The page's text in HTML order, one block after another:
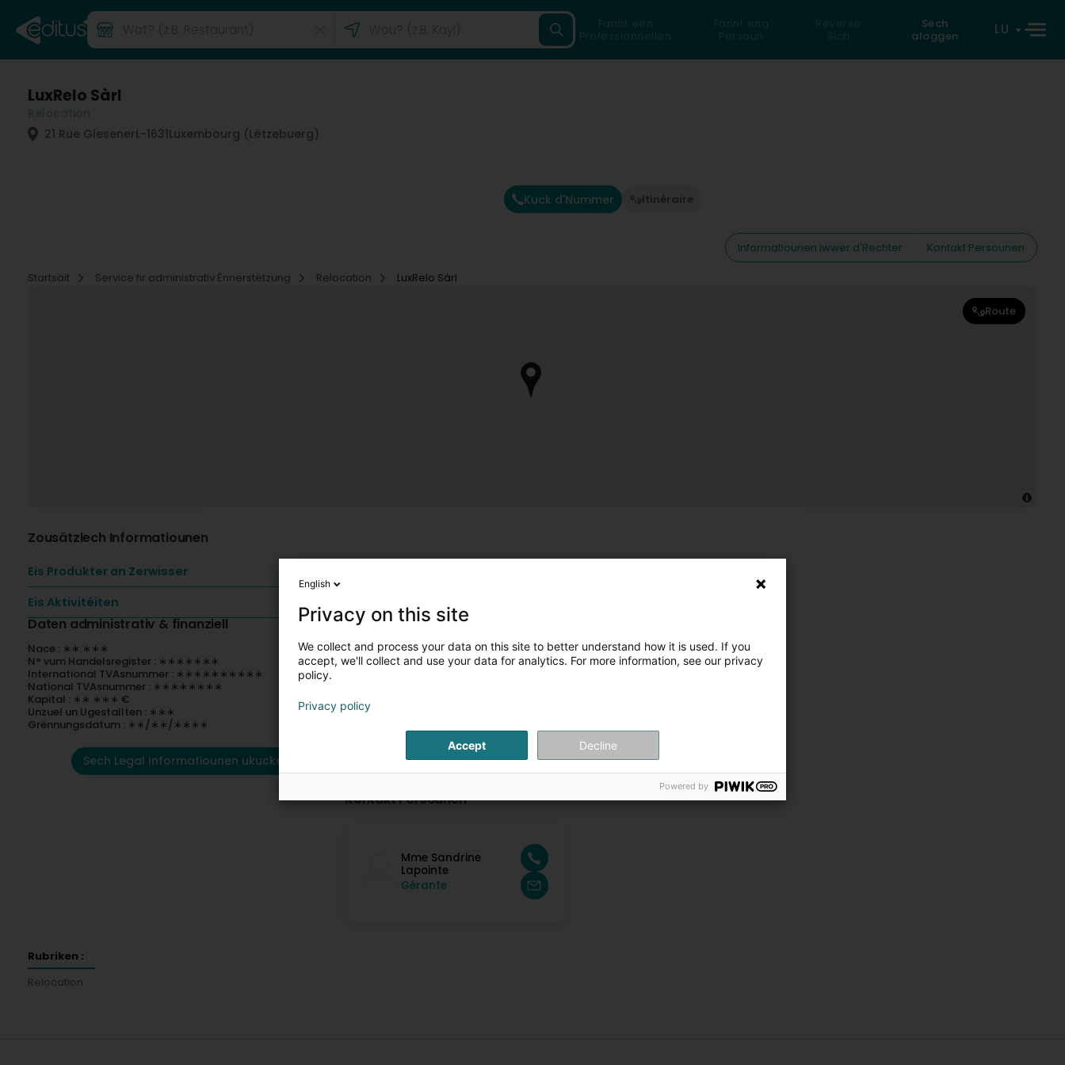
Fannt een
Professionnellen
Fannt eng
Persoun
Reverse
Sich
Sech
aloggen
LU
LuxRelo Sàrl
21 Rue GlesenerL-1631Luxembourg (Lëtzebuerg)
Kuck d'Nummer Itinéraire
Informatiounen iwwer d'Rechter
Kontakt Persounen
Startsäit
Service fir administrativ Ënnerstëtzung Relocation LuxRelo Sàrl
Route
Zousätzlech Informatiounen
Eis Produkter an Zerwisser
Eis Aktivitéiten
Daten administrativ & finanziell
Nace : ∗∗.∗∗∗
N° vum Handelsregister : ∗∗∗∗∗∗∗
International TVAsnummer : ∗∗∗∗∗∗∗∗∗∗
National TVAsnummer : ∗∗∗∗∗∗∗∗
Kapital : ∗∗ ∗∗∗ €
Unzuel un Ugestallten : ∗∗∗
Grënnungsdatum : ∗∗/∗∗/∗∗∗∗
Sech Legal Informatiounen ukucken
Kontakt Persounen
Mme Sandrine
Lapointe
Gérante
Rubriken :
Relocation
English
Privacy on this site
We collect and process your data on this site to better understand how it is used. If you
accept, we'll collect and use your data for analytics. For more information, see our privacy
policy.
Privacy policy
Accept Decline
Powered by